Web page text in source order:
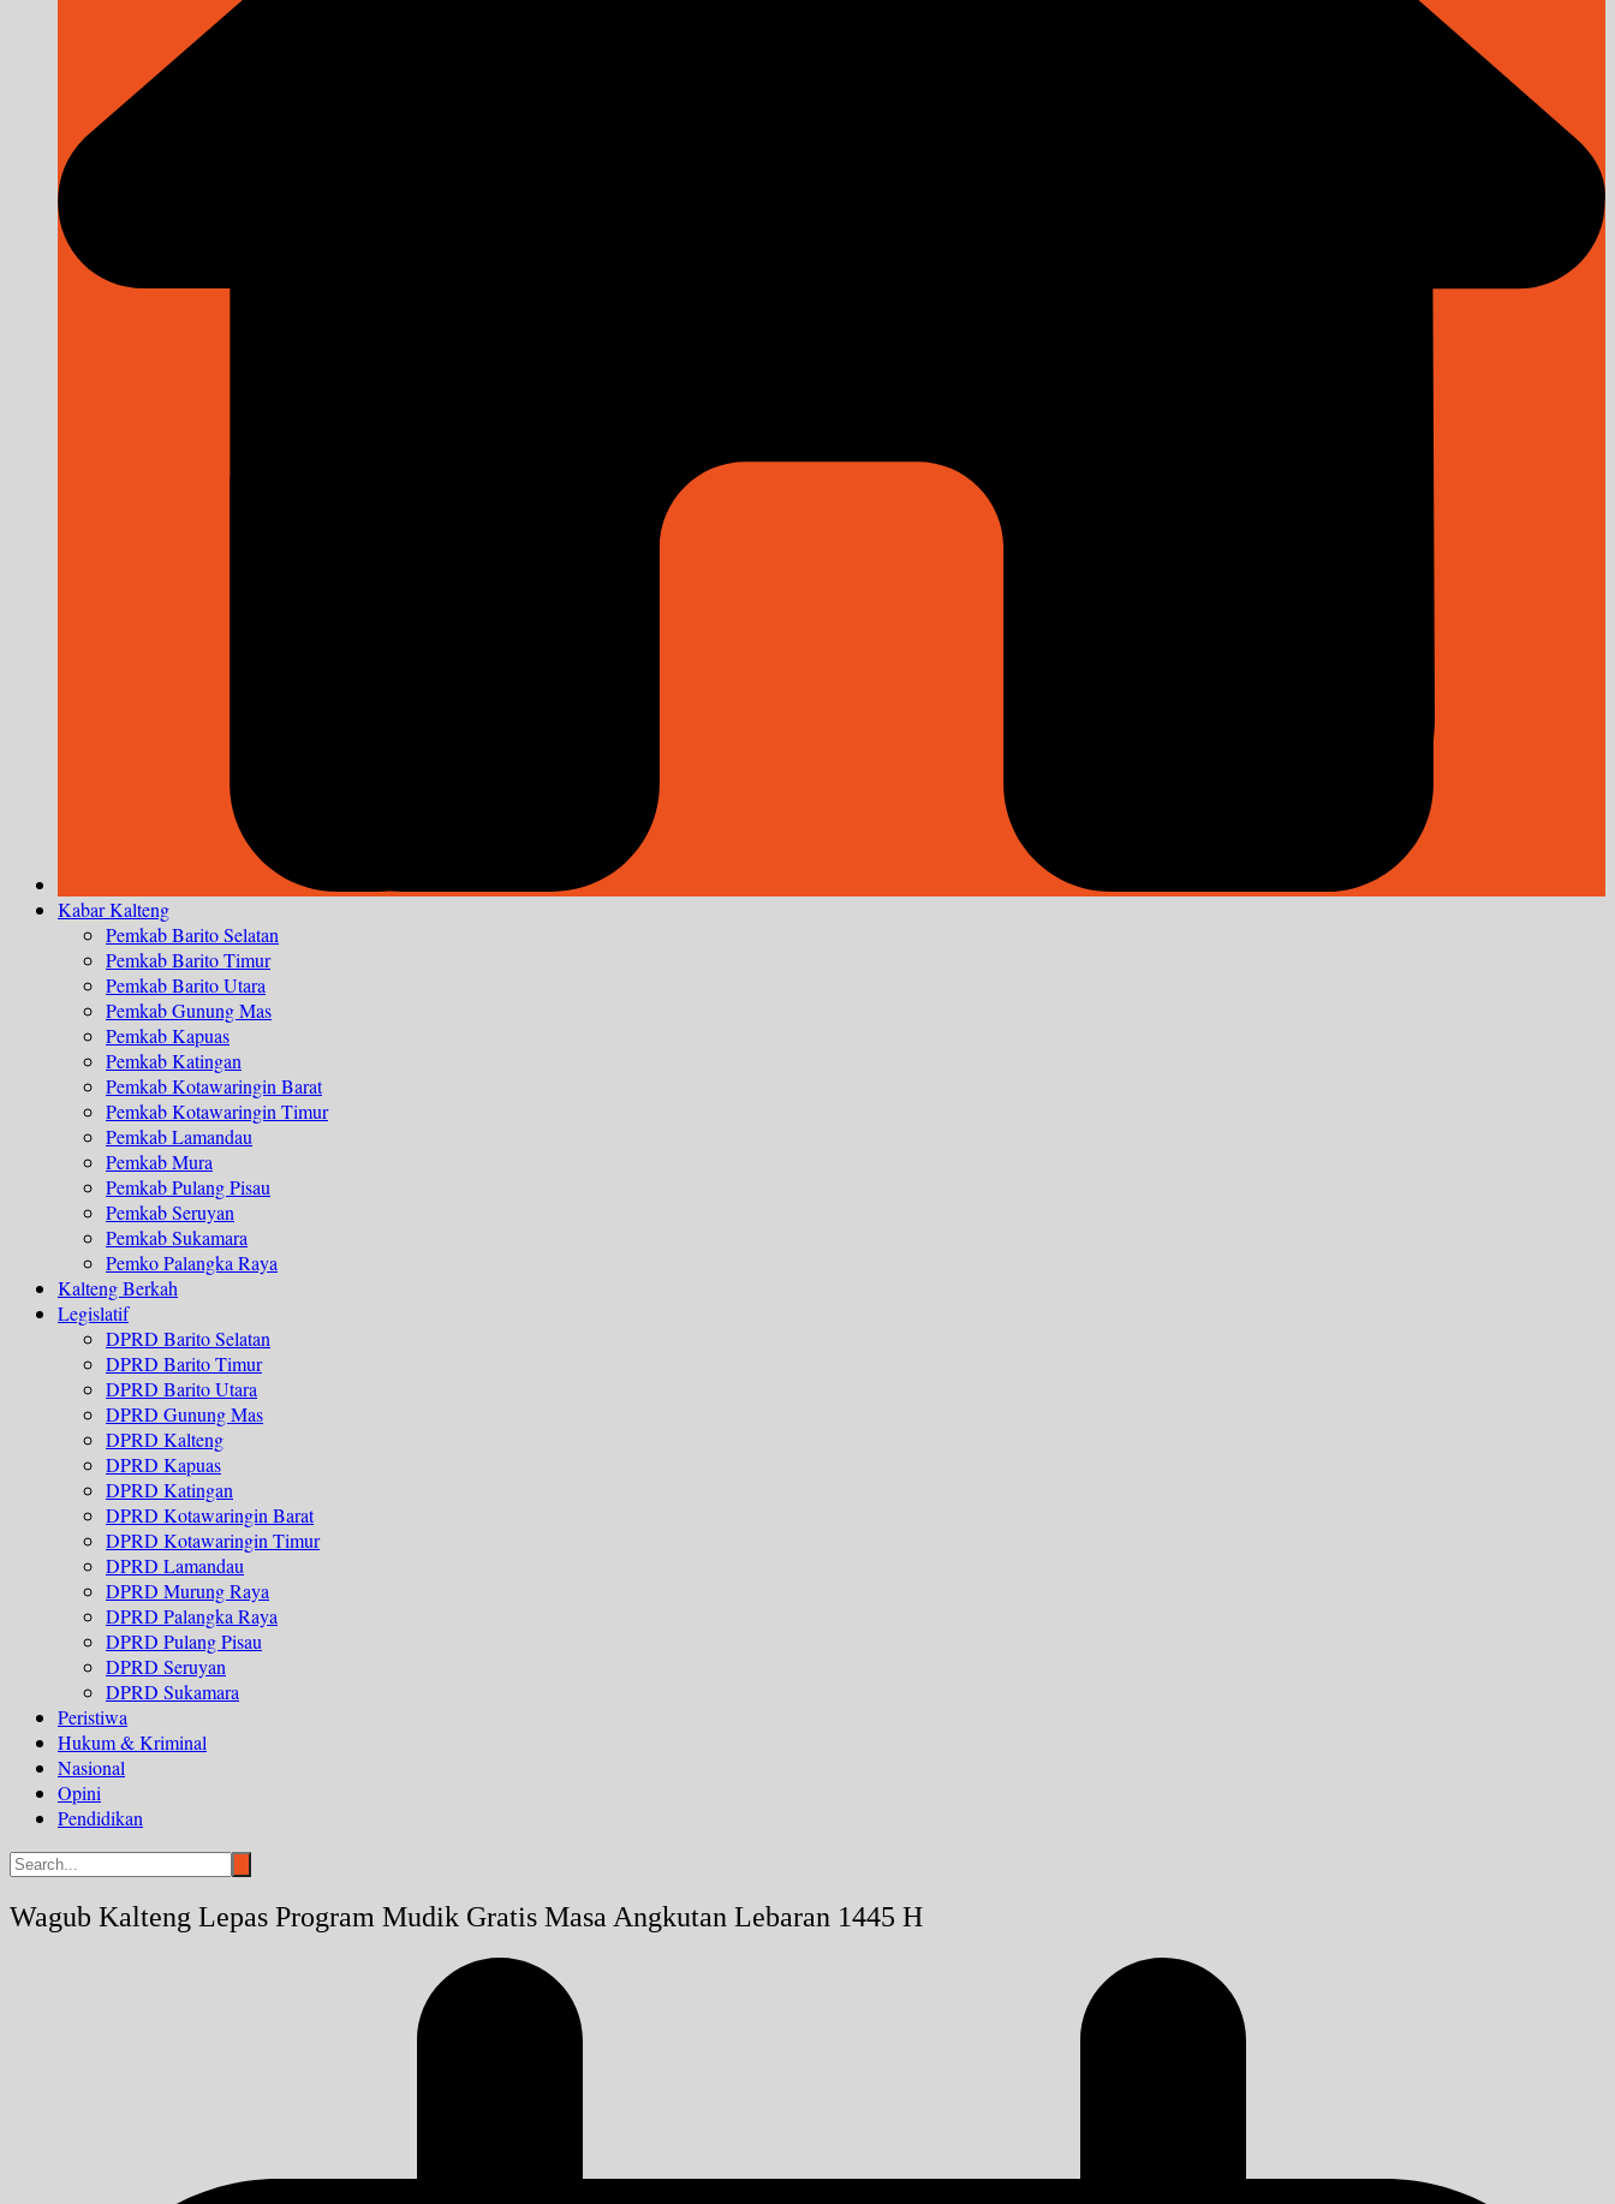
Kabar Kalteng
Pemkab Barito Selatan
Pemkab Barito Timur
Pemkab Barito Utara
Pemkab Gunung Mas
Pemkab Kapuas
Pemkab Katingan
Pemkab Kotawaringin Barat
Pemkab Kotawaringin Timur
Pemkab Lamandau
Pemkab Mura
Pemkab Pulang Pisau
Pemkab Seruyan
Pemkab Sukamara
Pemko Palangka Raya
Kalteng Berkah
Legislatif
DPRD Barito Selatan
DPRD Barito Timur
DPRD Barito Utara
DPRD Gunung Mas
DPRD Kalteng
DPRD Kapuas
DPRD Katingan
DPRD Kotawaringin Barat
DPRD Kotawaringin Timur
DPRD Lamandau
DPRD Murung Raya
DPRD Palangka Raya
DPRD Pulang Pisau
DPRD Seruyan
DPRD Sukamara
Peristiwa
Hukum & Kriminal
Nasional
Opini
Pendidikan
Wagub Kalteng Lepas Program Mudik Gratis Masa Angkutan Lebaran 1445 H